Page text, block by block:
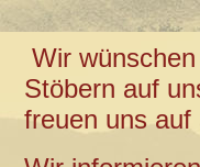
Wir
Stöbern auf
freuen uns auf